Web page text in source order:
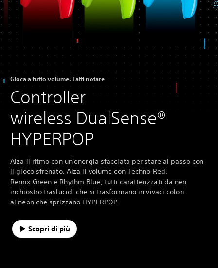
Gioca a tutto volume. Fatti notare
Controller
wireless DualSense®
HYPERPOP
Alza il ritmo con un'energia sfacciata per stare al passo con
il gioco sfrenato. Alza il volume con Techno Red,
Remix Green e Rhythm Blue, tutti caratterizzati da neri
inchiostro traslucidi che si trasformano in vivaci colori
al neon che sprizzano HYPERPOP.
Scopri di più